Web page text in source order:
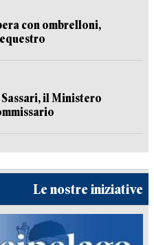
con ombrelloni,
il Ministero
Le nostre iniziative